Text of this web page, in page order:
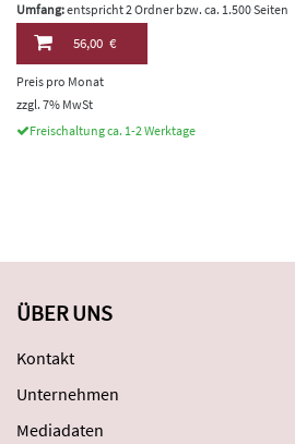
Umfang:entspricht 2 Ordner bzw. ca. 1.500 Seiten
56,00 €
Preis pro Monat
zzgl. 7% MwSt
Freischaltung ca. 1-2 Werktage
ÜBER UNS
Kontakt
Unternehmen
Mediadaten